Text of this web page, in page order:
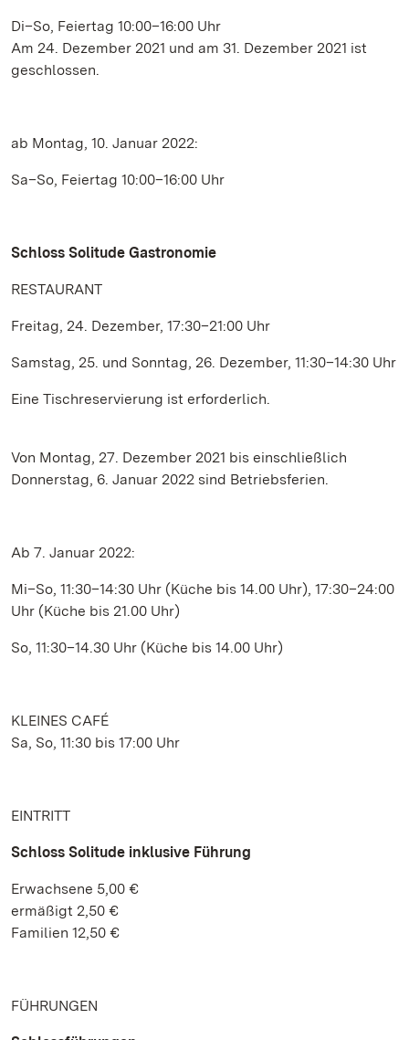
Di–So, Feiertag 10:00–16:00 Uhr
Am 24. Dezember 2021 und am 31. Dezember 2021 ist
geschlossen.
ab Montag, 10. Januar 2022:
Sa–So, Feiertag 10:00–16:00 Uhr
Schloss Solitude Gastronomie
RESTAURANT
Freitag, 24. Dezember, 17:30–21:00 Uhr
Samstag, 25. und Sonntag, 26. Dezember, 11:30–14:30 Uhr
Eine Tischreservierung ist erforderlich.
Von Montag, 27. Dezember 2021 bis einschließlich
Donnerstag, 6. Januar 2022 sind Betriebsferien.
Ab 7. Januar 2022:
Mi–So, 11:30–14:30 Uhr (Küche bis 14.00 Uhr), 17:30–24:00
Uhr (Küche bis 21.00 Uhr)
So, 11:30–14.30 Uhr (Küche bis 14.00 Uhr)
KLEINES CAFÉ
Sa, So, 11:30 bis 17:00 Uhr
EINTRITT
Schloss Solitude inklusive Führung
Erwachsene 5,00 €
ermäßigt 2,50 €
Familien 12,50 €
FÜHRUNGEN